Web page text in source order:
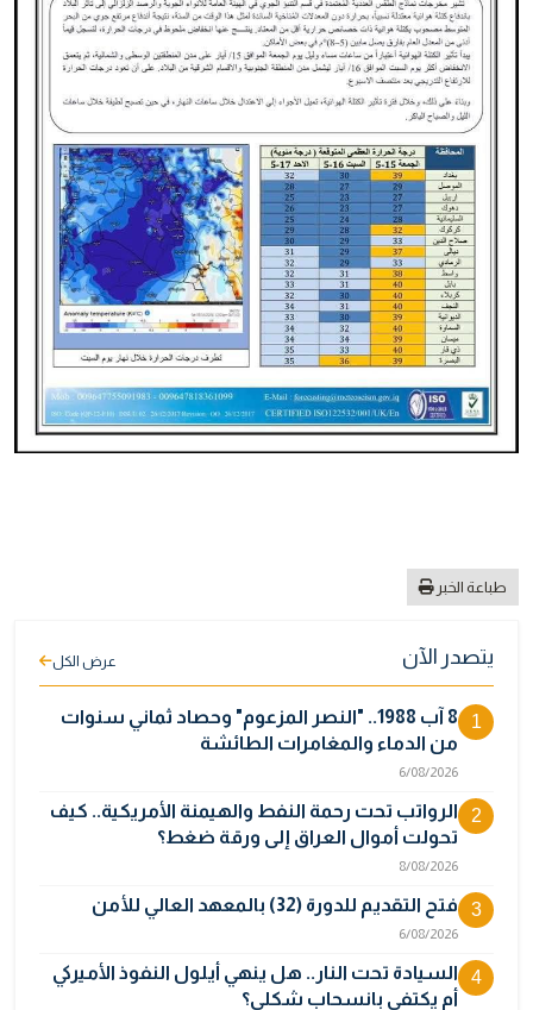
طباعة الخبر
يتصدر الآن عرض الكل
1
8 آب 1988.. "النصر المزعوم" وحصاد ثماني سنوات
من الدماء والمغامرات الطائشة
6/08/2026
2
الرواتب تحت رحمة النفط والهيمنة الأمريكية.. كيف
تحولت أموال العراق إلى ورقة ضغط؟
8/08/2026
3 فتح التقديم للدورة (32) بالمعهد العالي للأمن
6/08/2026
4
السيادة تحت النار.. هل ينهي أيلول النفوذ الأميركي
أم يكتفي بانسحاب شكلي؟